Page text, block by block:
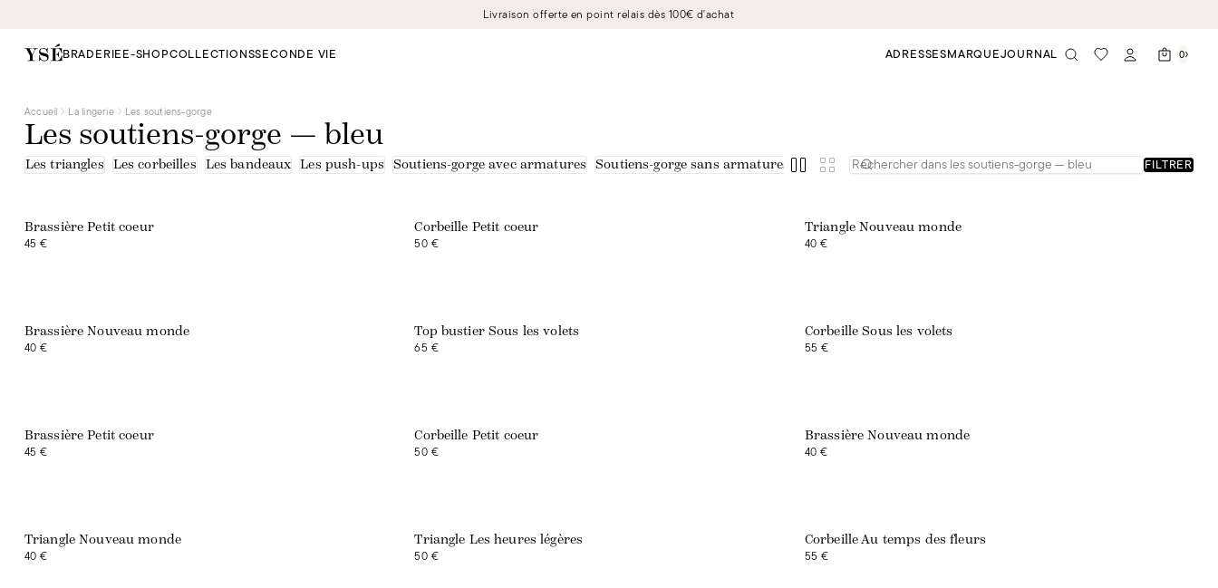
Livraison offerte en point relais dès 100€ d'achat
BRADERIEE-SHOPCOLLECTIONSSECONDE VIE ADRESSESMARQUEJOURNAL 0
Accueil La lingerie Les soutiens-gorge
Les soutiens-gorge — bleu
Les triangles Les corbeilles Les bandeaux Les push-ups Soutiens-gorge avec armatures Soutiens-gorge sans armatures FILTRER
Brassière Petit coeur
45 €
Corbeille Petit coeur
50 €
Triangle Nouveau monde
40 €
Brassière Nouveau monde
40 €
Top bustier Sous les volets
65 €
Corbeille Sous les volets
55 €
Brassière Petit coeur
45 €
Corbeille Petit coeur
50 €
Brassière Nouveau monde
40 €
Triangle Nouveau monde
40 €
Triangle Les heures légères
50 €
Corbeille Au temps des fleurs
55 €